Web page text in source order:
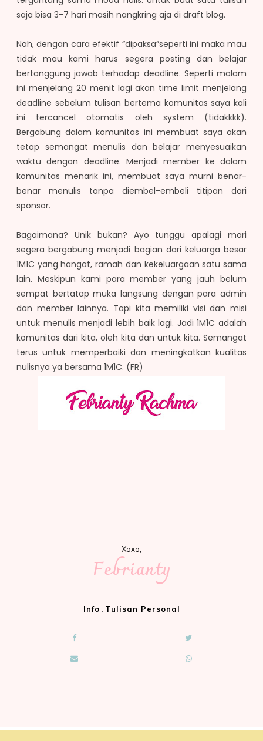
saja bisa 3-7 hari masih nangkring aja di draft blog.
Nah, dengan cara efektif “dipaksa”seperti ini maka mau
tidak mau kami harus segera posting dan belajar
bertanggung jawab terhadap deadline. Seperti malam
ini menjelang 20 menit lagi akan time limit menjelang
deadline sebelum tulisan bertema komunitas saya kali
ini tercancel otomatis oleh system (tidakkkk).
Bergabung dalam komunitas ini membuat saya akan
tetap semangat menulis dan belajar menyesuaikan
waktu dengan deadline. Menjadi member ke dalam
komunitas menarik ini, membuat saya murni benar-
benar menulis tanpa diembel-embeli titipan dari
sponsor.
Bagaimana? Unik bukan? Ayo tunggu apalagi mari
segera bergabung menjadi bagian dari keluarga besar
1M1C yang hangat, ramah dan kekeluargaan satu sama
lain. Meskipun kami para member yang jauh belum
sempat bertatap muka langsung dengan para admin
dan member lainnya. Tapi kita memiliki visi dan misi
untuk menulis menjadi lebih baik lagi. Jadi 1M1C adalah
komunitas dari kita, oleh kita dan untuk kita. Semangat
terus untuk memperbaiki dan meningkatkan kualitas
nulisnya ya bersama 1M1C. (FR)
Xoxo,
Febrianty
Info Tulisan Personal